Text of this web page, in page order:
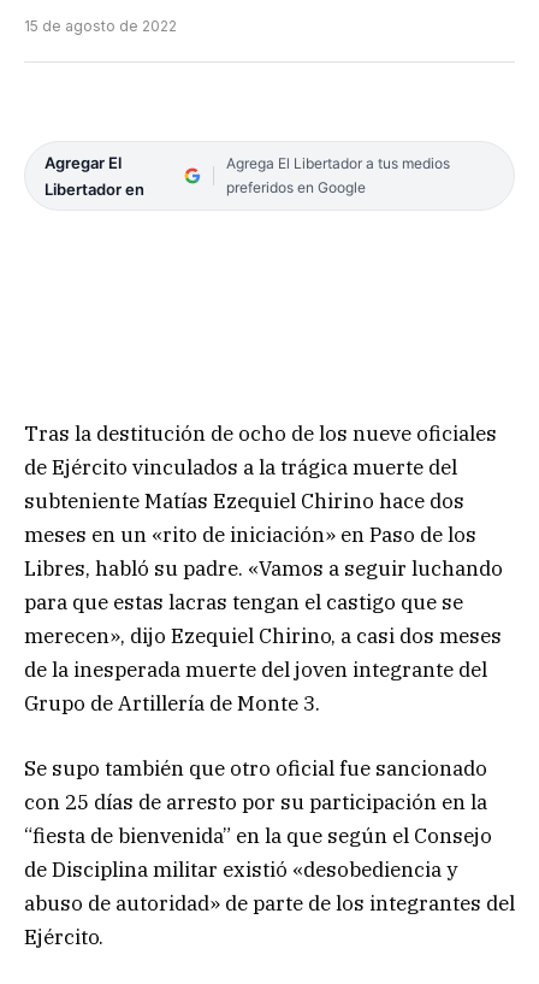
15 de agosto de 2022
Agregar El
Libertador en
Agrega El Libertador a tus medios
preferidos en Google
Tras la destitución de ocho de los nueve oficiales
de Ejército vinculados a la trágica muerte del
subteniente Matías Ezequiel Chirino hace dos
meses en un «rito de iniciación» en Paso de los
Libres, habló su padre. «Vamos a seguir luchando
para que estas lacras tengan el castigo que se
merecen», dijo Ezequiel Chirino, a casi dos meses
de la inesperada muerte del joven integrante del
Grupo de Artillería de Monte 3.
Se supo también que otro oficial fue sancionado
con 25 días de arresto por su participación en la
“fiesta de bienvenida” en la que según el Consejo
de Disciplina militar existió «desobediencia y
abuso de autoridad» de parte de los integrantes del
Ejército.